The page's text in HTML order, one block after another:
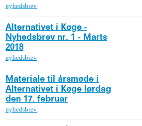
nyhedsbrev
Alternativet i Køge -
Nyhedsbrev nr. 1 - Marts
2018
nyhedsbrev
Materiale til årsmøde i
Alternativet i Køge lørdag
den 17. februar
nyhedsbrev